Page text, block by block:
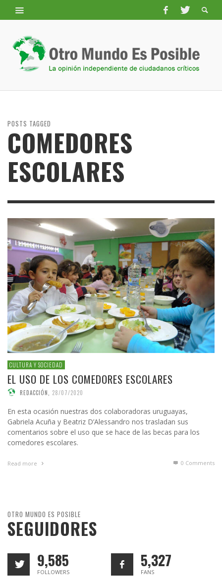
POSTS TAGGED
COMEDORES
ESCOLARES
CULTURA Y SOCIEDAD
EL USO DE LOS COMEDORES ESCOLARES
REDACCIÓN 28/07/2020
En esta ocasión nuestras dos colaboradoras uruguayas,
Gabriela Acuña y Beatriz D’Alessandro nos trasladan sus
comentarios sobre el uso que se hace de las becas para los
comedores escolares.
Read more 0 Comments
OTRO MUNDO ES POSIBLE
SEGUIDORES
9,585
FOLLOWERS
5,327
FANS